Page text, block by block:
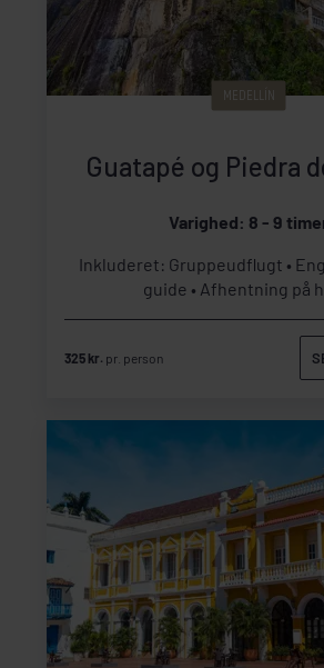
MEDELLÍN
Guatapé og Piedra
Varighed: 8 - 9
Inkluderet: Gruppeudflugt
guide
Afhentning på
325 kr. pr. person